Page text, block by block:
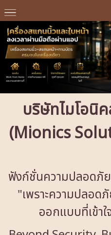
บริษัทไมโอนิ
(Mionics
ฟังก์ชั่นความปลอดภั
"เพราะความปลอด
ออกแบบที่เข้า